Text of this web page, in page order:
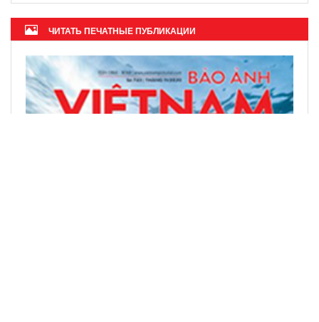
ЧИТАТЬ ПЕЧАТНЫЕ ПУБЛИКАЦИИ